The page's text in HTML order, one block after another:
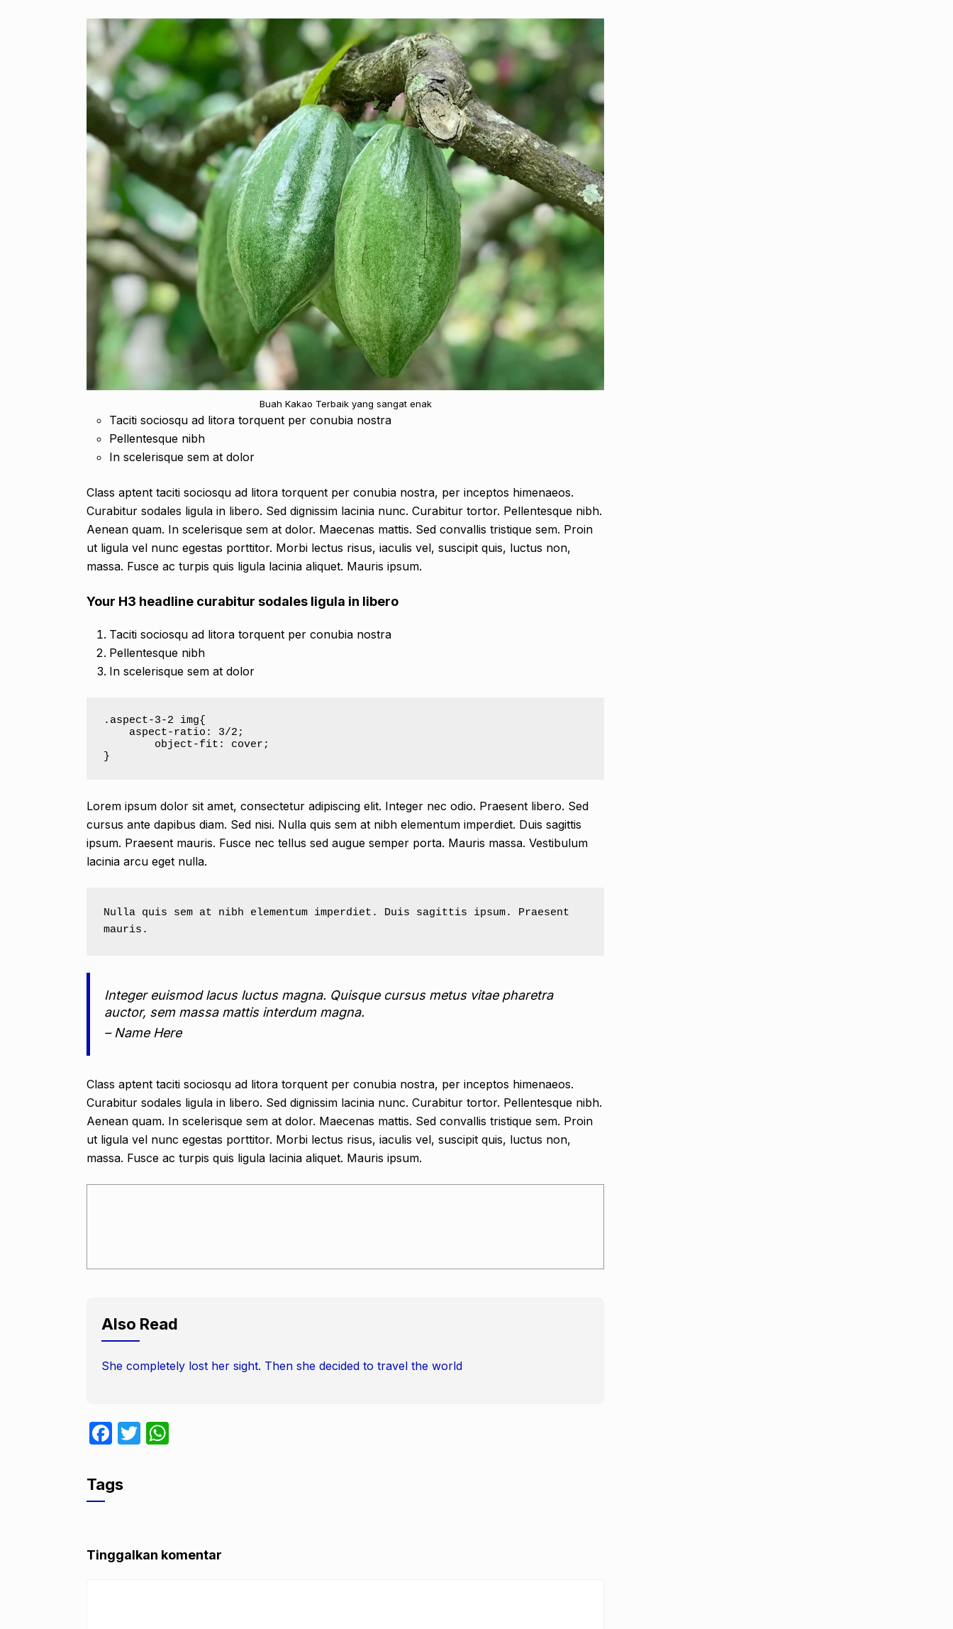
Buah Kakao Terbaik yang sangat enak
Taciti sociosqu ad litora torquent per conubia nostra
Pellentesque nibh
In scelerisque sem at dolor
Class aptent taciti sociosqu ad litora torquent per conubia nostra, per inceptos himenaeos.
Curabitur sodales ligula in libero. Sed dignissim lacinia nunc. Curabitur tortor. Pellentesque nibh.
Aenean quam. In scelerisque sem at dolor. Maecenas mattis. Sed convallis tristique sem. Proin
ut ligula vel nunc egestas porttitor. Morbi lectus risus, iaculis vel, suscipit quis, luctus non,
massa. Fusce ac turpis quis ligula lacinia aliquet. Mauris ipsum.
Your H3 headline curabitur sodales ligula in libero
Taciti sociosqu ad litora torquent per conubia nostra
Pellentesque nibh
In scelerisque sem at dolor
.aspect-3-2 img{
}
Lorem ipsum dolor sit amet, consectetur adipiscing elit. Integer nec odio. Praesent libero. Sed
cursus ante dapibus diam. Sed nisi. Nulla quis sem at nibh elementum imperdiet. Duis sagittis
ipsum. Praesent mauris. Fusce nec tellus sed augue semper porta. Mauris massa. Vestibulum
lacinia arcu eget nulla.
Nulla quis sem at nibh elementum imperdiet. Duis sagittis ipsum. Praesent
mauris.
Integer euismod lacus luctus magna. Quisque cursus metus vitae pharetra
auctor, sem massa mattis interdum magna.
– Name Here
Class aptent taciti sociosqu ad litora torquent per conubia nostra, per inceptos himenaeos.
Curabitur sodales ligula in libero. Sed dignissim lacinia nunc. Curabitur tortor. Pellentesque nibh.
Aenean quam. In scelerisque sem at dolor. Maecenas mattis. Sed convallis tristique sem. Proin
ut ligula vel nunc egestas porttitor. Morbi lectus risus, iaculis vel, suscipit quis, luctus non,
massa. Fusce ac turpis quis ligula lacinia aliquet. Mauris ipsum.
Also Read
She completely lost her sight. Then she decided to travel the world
F
c
e
o
o
T
p
p
Tags
Tinggalkan komentar